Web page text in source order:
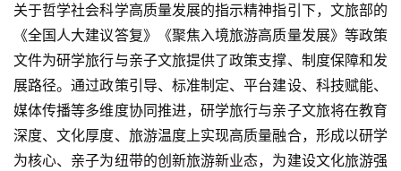
关于哲学社会科学高质量发展的指示精神指引下，文旅部的
《全国人大建议答复》《聚焦入境旅游高质量发展》等政策
文件为研学旅行与亲子文旅提供了政策支撑、制度保障和发
展路径。通过政策引导、标准制定、平台建设、科技赋能、
媒体传播等多维度协同推进，研学旅行与亲子文旅将在教育
深度、文化厚度、旅游温度上实现高质量融合，形成以研学
为核心、亲子为纽带的创新旅游新业态，为建设文化旅游强